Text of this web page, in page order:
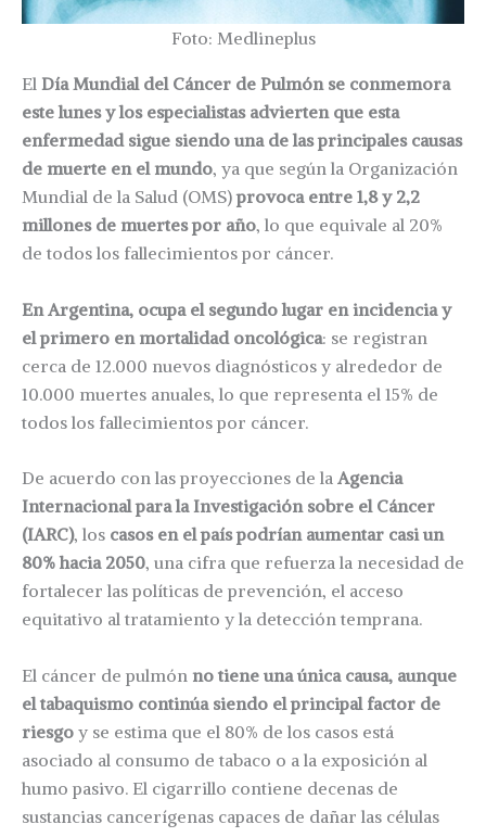
Foto: Medlineplus
El Día Mundial del Cáncer de Pulmón se conmemora
este lunes y los especialistas advierten que esta
enfermedad sigue siendo una de las principales causas
de muerte en el mundo, ya que según la Organización
Mundial de la Salud (OMS)provoca entre 1,8 y 2,2
millones de muertes por año, lo que equivale al 20%
de todos los fallecimientos por cáncer.
En Argentina, ocupa el segundo lugar en incidencia y
el primero en mortalidad oncológica: se registran
cerca de 12.000 nuevos diagnósticos y alrededor de
10.000 muertes anuales, lo que representa el 15% de
todos los fallecimientos por cáncer.
De acuerdo con las proyecciones de la Agencia
Internacional para la Investigación sobre el Cáncer
(IARC), los casos en el país podrían aumentar casi un
80% hacia 2050, una cifra que refuerza la necesidad de
fortalecer las políticas de prevención, el acceso
equitativo al tratamiento y la detección temprana.
El cáncer de pulmón no tiene una única causa, aunque
el tabaquismo continúa siendo el principal factor de
riesgo y se estima que el 80% de los casos está
asociado al consumo de tabaco o a la exposición al
humo pasivo. El cigarrillo contiene decenas de
sustancias cancerígenas capaces de dañar las células